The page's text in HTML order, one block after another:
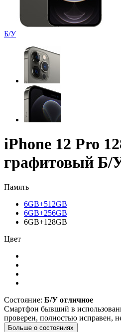
Б/У
iPhone 12 Pro
графитовый Б/
Память
6GB+512GB
6GB+256GB
6GB+128GB
Цвет
Состояние: Б/У отличное
Смартфон бывший в
проверен, полностью исправен,
Больше о состояниях